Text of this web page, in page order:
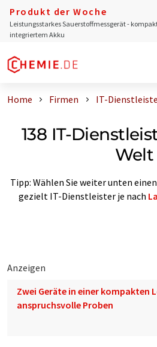
Produkt der Woche
Leistungsstarkes Sauerstoffmessgerät -
integriertem Akku
Home Firmen IT-
138 IT-
Welt
Tipp: Wählen Sie weiter unten
gezielt IT-Dienstleister je nach
Anzeigen
Zwei Geräte in einer kompakten
anspruchsvolle Proben